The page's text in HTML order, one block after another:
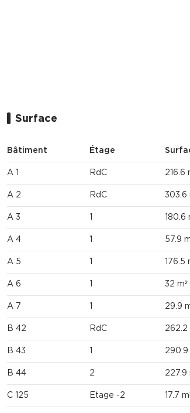
Surface
Bâtiment Étage
A 1 RdC 216.6
A 2 RdC 303.6
A 3 180.6
A 4 57.9
A 5 176.5
A 6 32 m²
A 7 29.9
B 42 RdC 262.2
B 43 290.9
B 44 2 227.9
C 125 Etage -2 17.7